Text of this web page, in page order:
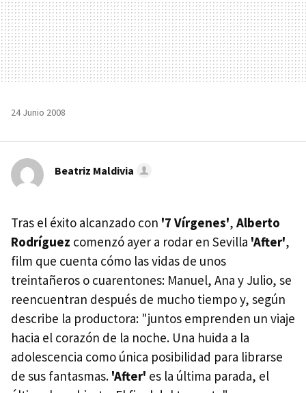
24 Junio 2008
Beatriz Maldivia
Tras el éxito alcanzado con '7 Vírgenes', Alberto
Rodríguez comenzó ayer a rodar en Sevilla 'After',
film que cuenta cómo las vidas de unos
treintañeros o cuarentones: Manuel, Ana y Julio, se
reencuentran después de mucho tiempo y, según
describe la productora: "juntos emprenden un viaje
hacia el corazón de la noche. Una huida a la
adolescencia como única posibilidad para librarse
de sus fantasmas. 'After' es la última parada, el